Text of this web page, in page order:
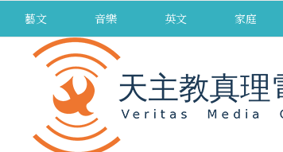
藝文 音樂 英文 家庭